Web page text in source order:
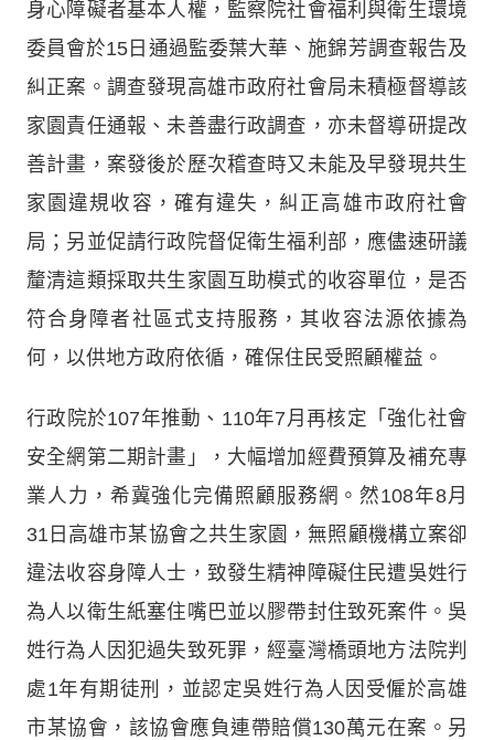
身心障礙者基本人權，監察院社會福利與衛生環境
委員會於15日通過監委葉大華、施錦芳調查報告及
糾正案。調查發現高雄市政府社會局未積極督導該
家園責任通報、未善盡行政調查，亦未督導研提改
善計畫，案發後於歷次稽查時又未能及早發現共生
家園違規收容，確有違失，糾正高雄市政府社會
局；另並促請行政院督促衛生福利部，應儘速研議
釐清這類採取共生家園互助模式的收容單位，是否
符合身障者社區式支持服務，其收容法源依據為
何，以供地方政府依循，確保住民受照顧權益。
行政院於107年推動、110年7月再核定「強化社會
安全網第二期計畫」，大幅增加經費預算及補充專
業人力，希冀強化完備照顧服務網。然108年8月
31日高雄市某協會之共生家園，無照顧機構立案卻
違法收容身障人士，致發生精神障礙住民遭吳姓行
為人以衛生紙塞住嘴巴並以膠帶封住致死案件。吳
姓行為人因犯過失致死罪，經臺灣橋頭地方法院判
處1年有期徒刑，並認定吳姓行為人因受僱於高雄
市某協會，該協會應負連帶賠償130萬元在案。另